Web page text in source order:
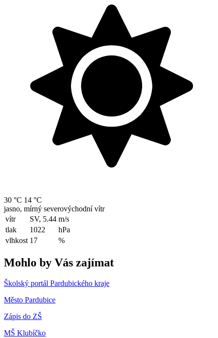
30 °C 14 °C
jasno, mírný severovýchodní vítr
vítr
SV, 5.44 m/s
tlak
1022
hPa
vlhkost 17 %
Mohlo by Vás zajímat
Školský portál Pardubického kraje
Město Pardubice
Zápis do ZŠ
MŠ Klubíčko